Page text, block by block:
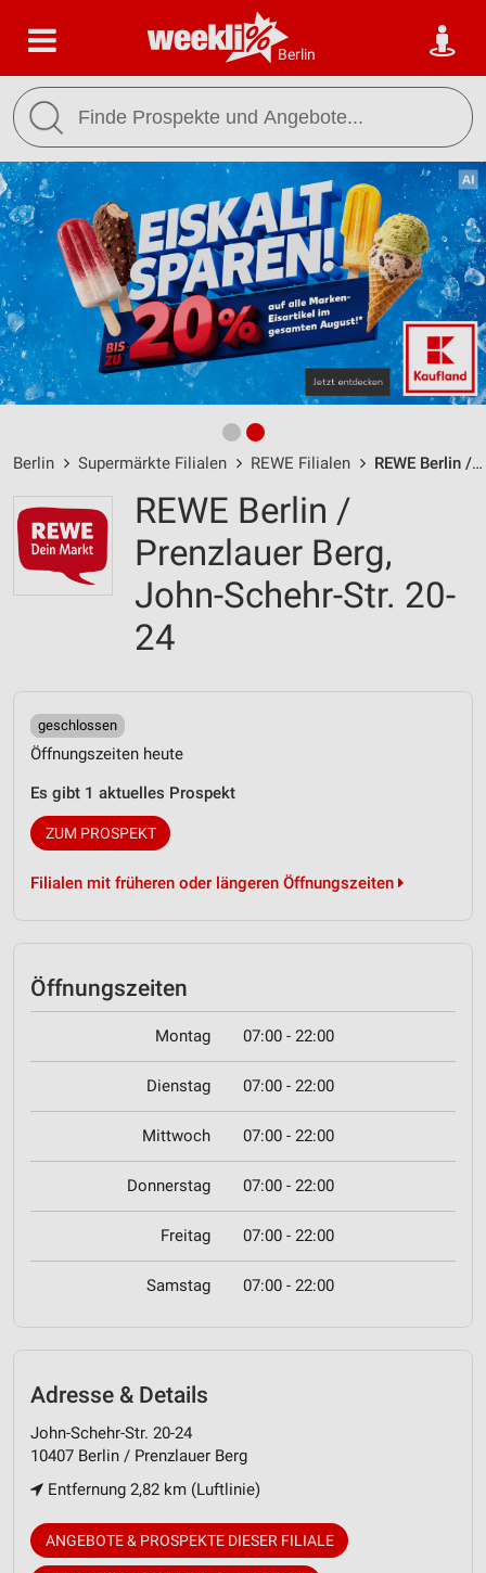
Berlin
Berlin Supermärkte Filialen REWE Filialen REWE Berlin / Prenzlauer Berg / John-Schehr-Str. 20-24 - Öffnungszeiten & Adresse
REWE Berlin /
Prenzlauer Berg,
John-Schehr-Str. 20-
24
geschlossen
Öffnungszeiten heute
Es gibt 1 aktuelles Prospekt
ZUM PROSPEKT
Filialen mit früheren oder längeren Öffnungszeiten
Öffnungszeiten
Montag 07:00 - 22:00
Dienstag 07:00 - 22:00
Mittwoch 07:00 - 22:00
Donnerstag 07:00 - 22:00
Freitag 07:00 - 22:00
Samstag 07:00 - 22:00
Adresse & Details
John-Schehr-Str. 20-24
10407 Berlin / Prenzlauer Berg
Entfernung 2,82 km (Luftlinie)
ANGEBOTE & PROSPEKTE DIESER FILIALE